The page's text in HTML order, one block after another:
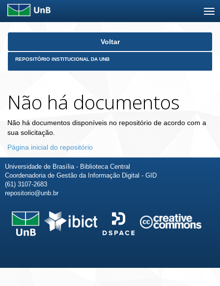
Skip
Voltar
REPOSITÓRIO INSTITUCIONAL DA UNB
Não há documentos
Não há documentos disponíveis no repositório de acordo com a
sua solicitação.
Página inicial do repositório
Universidade de Brasília - Biblioteca Central
Coordenadoria de Gestão da Informação Digital - GID
(61) 3107-2683
repositorio@unb.br